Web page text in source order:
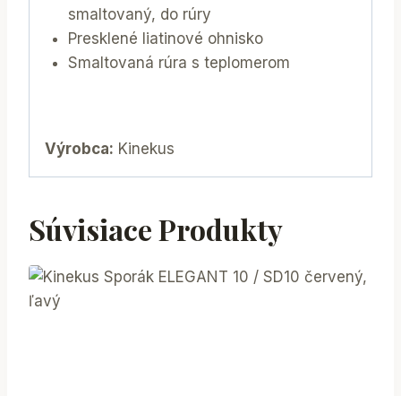
smaltovaný, do rúry
Presklené liatinové ohnisko
Smaltovaná rúra s teplomerom
Výrobca: Kinekus
Súvisiace Produkty